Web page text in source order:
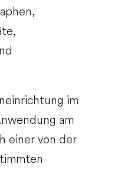
im
am
einer von der